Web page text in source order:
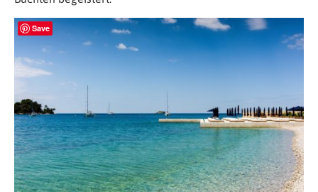
Save